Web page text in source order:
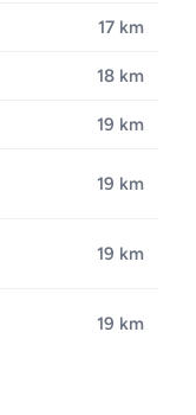
17 km
18 km
19 km
19 km
19 km
19 km